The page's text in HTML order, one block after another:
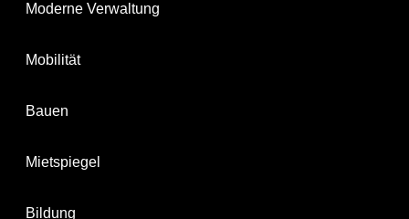
Moderne Verwaltung
Mobilität
Bauen
Mietspiegel
Bildung